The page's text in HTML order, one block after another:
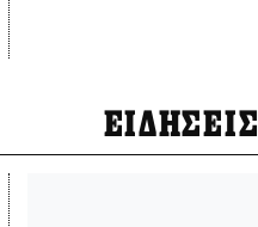
ΕΙΔΗΣΕΙΣ